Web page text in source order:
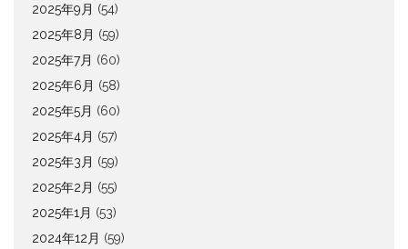
2025年9月 (54)
2025年8月 (59)
2025年7月 (60)
2025年6月 (58)
2025年5月 (60)
2025年4月 (57)
2025年3月 (59)
2025年2月 (55)
2025年1月 (53)
2024年12月 (59)